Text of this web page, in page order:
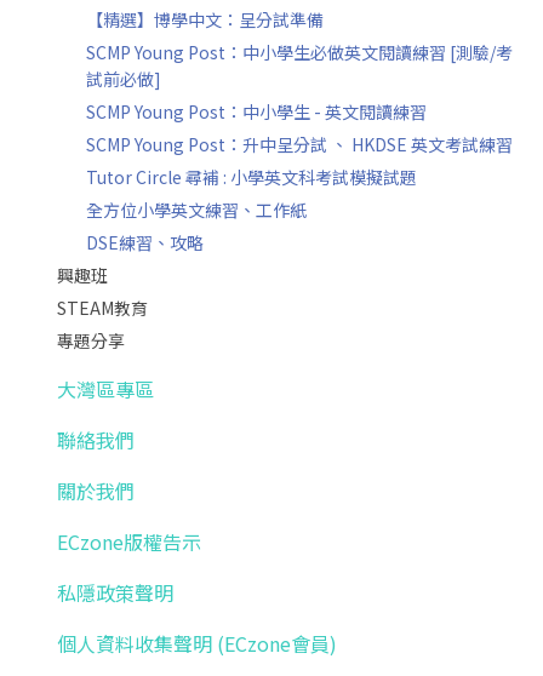
【精選】博學中文：呈分試準備
SCMP Young Post：中小學生必做英文閱讀練習 [測驗/考
試前必做]
SCMP Young Post：中小學生 - 英文閱讀練習
SCMP Young Post：升中呈分試 、 HKDSE 英文考試練習
Tutor Circle 尋補 : 小學英文科考試模擬試題
全方位小學英文練習、工作紙
DSE練習、攻略
興趣班
STEAM教育
專題分享
大灣區專區
聯絡我們
關於我們
ECzone版權告示
私隱政策聲明
個人資料收集聲明 (ECzone會員)